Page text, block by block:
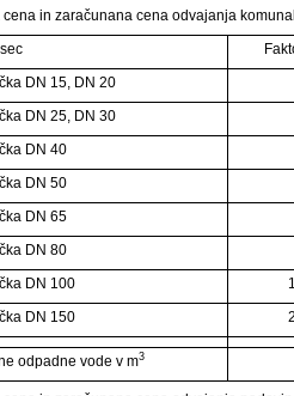
cena in zaračunana cena odvajanja
DN 15, DN 20
DN 25, DN 30
DN 40
DN 50
DN 65
DN 80
DN 100
DN 150
odpadne vode v m3